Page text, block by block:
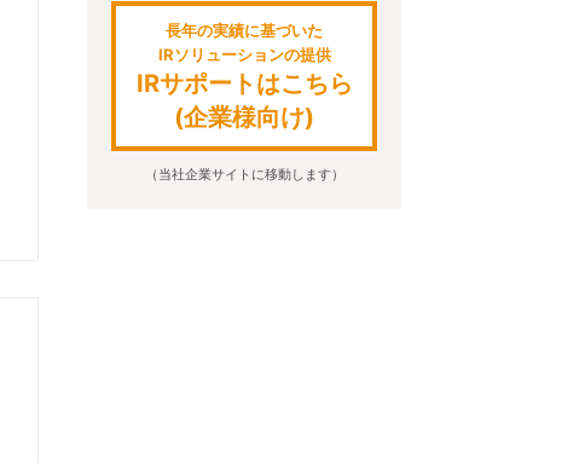
長年の実績に基づいた
IRソリューションの提供
IRサポートはこちら
(企業様向け)
（当社企業サイトに移動します）